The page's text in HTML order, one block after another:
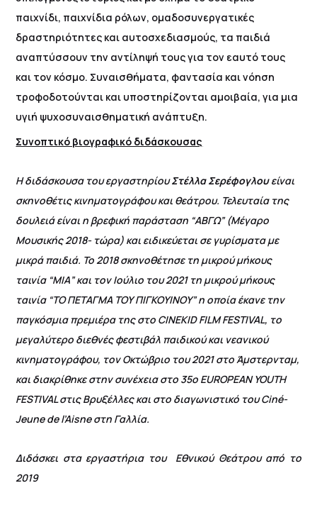
παιχνίδι, παιχνίδια ρόλων, ομαδοσυνεργατικές
δραστηριότητες και αυτοσχεδιασμούς, τα παιδιά
αναπτύσσουν την αντίληψή τους για τον εαυτό τους
και τον κόσμο. Συναισθήματα, φαντασία και νόηση
τροφοδοτούνται και υποστηρίζονται αμοιβαία, για μια
υγιή ψυχοσυναισθηματική ανάπτυξη.
Συνοπτικό βιογραφικό διδάσκουσας
Η διδάσκουσα του εργαστηρίουΣτέλλα Σερέφογλουείναι
σκηνοθέτις κινηματογράφου και θεάτρου. Τελευταία της
δουλειά είναι η βρεφική παράσταση “ΑΒΓΩ” (Μέγαρο
Μουσικής 2018- τώρα) και ειδικεύεται σε γυρίσματα με
μικρά παιδιά. Το 2018 σκηνοθέτησε τη μικρού μήκους
ταινία “ΜΙΑ” και τον Ιούλιο του 2021 τη μικρού μήκους
ταινία “ΤΟ ΠΕΤΑΓΜΑ ΤΟΥ ΠΙΓΚΟΥΙΝΟΥ” η οποία έκανε την
παγκόσμια πρεμιέρα της στο CINEKID FILM FESTIVAL, το
μεγαλύτερο διεθνές φεστιβάλ παιδικού και νεανικού
κινηματογράφου, τον Οκτώβριο του 2021 στο Άμστερνταμ,
και διακρίθηκε στην συνέχεια στο 35ο EUROPEAN YOUTH
FESTIVAL στις Βρυξέλλες και στο διαγωνιστικό του Ciné-
Jeune de l’Aisne στη Γαλλία.
Διδάσκει στα εργαστήρια του Εθνικού Θεάτρου από το
2019